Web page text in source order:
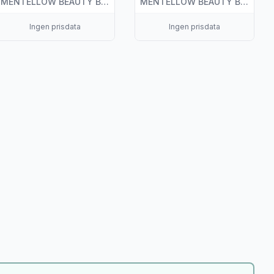
Ingen prisdata Ingen prisdata